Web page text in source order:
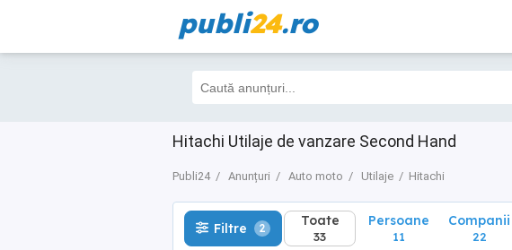
publi24.ro
Hitachi Utilaje de vanzare Second Hand
Publi24 Anunțuri Auto moto Utilaje Hitachi
Filtre 2 Toate
33
Filtre 2 Toate
33
Persoane
11
Companii
22